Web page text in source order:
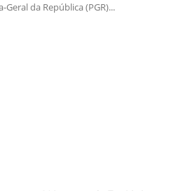
da República (PGR)...